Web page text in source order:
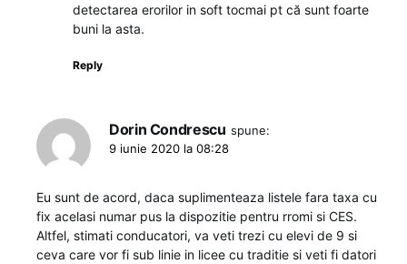
detectarea erorilor in soft tocmai pt că sunt foarte
buni la asta.
Reply
Dorin Condrescu spune:
9 iunie 2020 la 08:28
Eu sunt de acord, daca suplimenteaza listele fara taxa cu
fix acelasi numar pus la dispozitie pentru rromi si CES.
Altfel, stimati conducatori, va veti trezi cu elevi de 9 si
ceva care vor fi sub linie in licee cu traditie si veti fi datori